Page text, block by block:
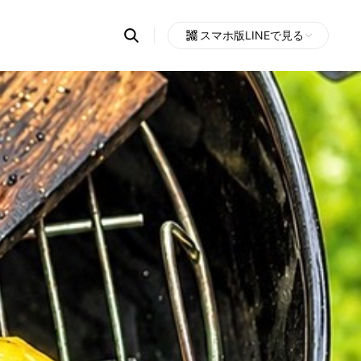
Search
OpenChats
messages
search
area
スマホ版LINEで見る